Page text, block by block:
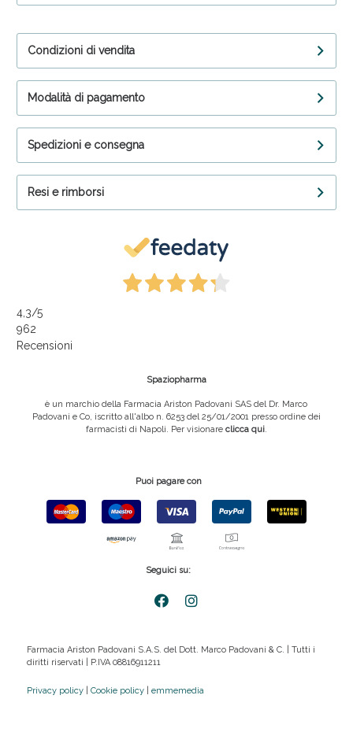
Condizioni di vendita
Modalità di pagamento
Spedizioni e consegna
Resi e rimborsi
4,3/5
962
Recensioni
Spaziopharma
è un marchio della Farmacia Ariston Padovani SAS del Dr. Marco
Padovani e Co, iscritto all'albo n. 6253 del 25/01/2001 presso ordine dei
farmacisti di Napoli. Per visionare clicca qui.
Puoi pagare con
Seguici su:
Farmacia Ariston Padovani S.A.S. del Dott. Marco Padovani & C. | Tutti i
diritti riservati | P.IVA 08816911211
Privacy policy| Cookie policy| emmemedia